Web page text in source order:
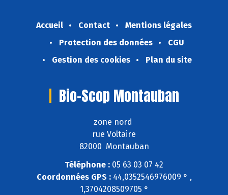
Accueil Contact
Mentions légales
Protection des données
CGU
Gestion des cookies
Plan du site
Bio-Scop Montauban
zone nord
rue Voltaire
82000 Montauban
Téléphone : 05 63 03 07 42
Coordonnées GPS :44,0352546976009 ° ,
1,3704208509705 °